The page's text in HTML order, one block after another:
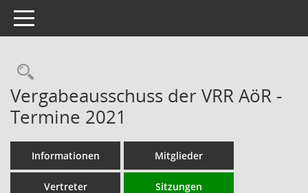
Toggle navigation
Rechercheauswahl
Vergabeausschuss der VRR AöR -
Termine 2021
Informationen Mitglieder
Vertreter Sitzungen